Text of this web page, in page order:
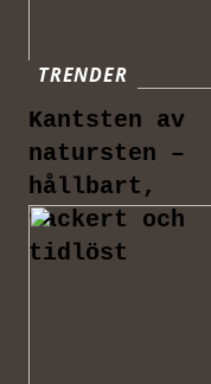
TRENDER
Kantsten av
natursten –
hållbart,
vackert och
tidlöst